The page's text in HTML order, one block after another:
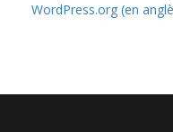
WordPress.org (en